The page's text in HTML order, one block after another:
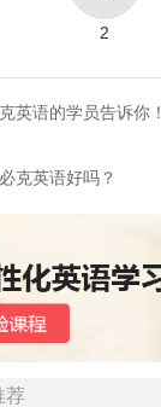
2
英语的学员告诉你！
克英语好吗？
荐